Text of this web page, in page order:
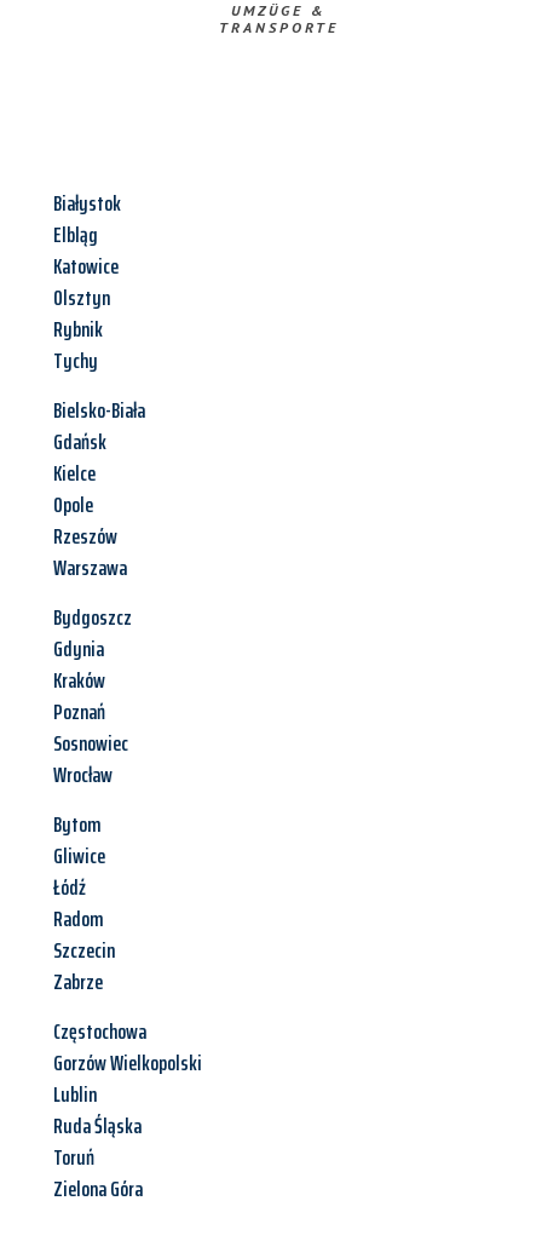
UMZÜGE &
TRANSPORTE
Białystok
Elbląg
Katowice
Olsztyn
Rybnik
Tychy
Bielsko-Biała
Gdańsk
Kielce
Opole
Rzeszów
Warszawa
Bydgoszcz
Gdynia
Kraków
Poznań
Sosnowiec
Wrocław
Bytom
Gliwice
Łódź
Radom
Szczecin
Zabrze
Częstochowa
Gorzów Wielkopolski
Lublin
Ruda Śląska
Toruń
Zielona Góra